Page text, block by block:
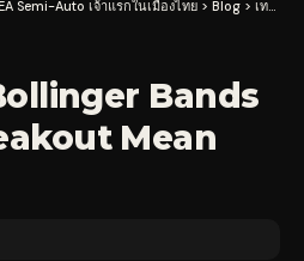
Semi-Auto เจ้าแรกในเมืองไทย > Blog > เทคนิคการเทรด
Bands
Mean